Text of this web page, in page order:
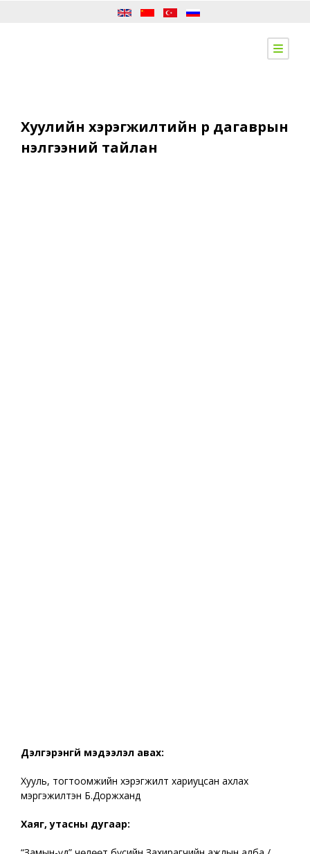
Хуулийн хэрэгжилтийн үр дагаврын
үнэлгээний тайлан
Дэлгэрэнгүй мэдээлэл авах:
Хууль, тогтоомжийн хэрэгжилт хариуцсан ахлах
мэргэжилтэн Б.Доржханд
Хаяг, утасны дугаар: